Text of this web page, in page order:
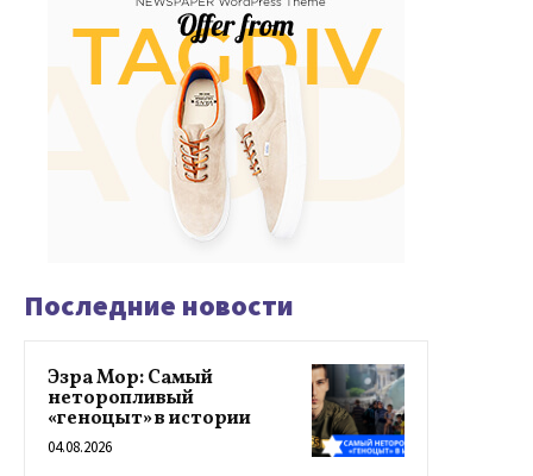
Последние новости
Эзра Мор: Самый
неторопливый
«геноцыт» в истории
04.08.2026